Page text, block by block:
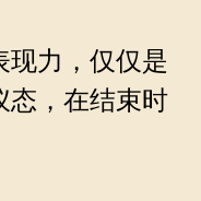
力，仅仅是
态，在结束时